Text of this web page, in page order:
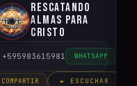
Rescatando
Almas para
Cristo
+595983615981 WHATSAPP
COMPARTIR ► ESCUCHAR